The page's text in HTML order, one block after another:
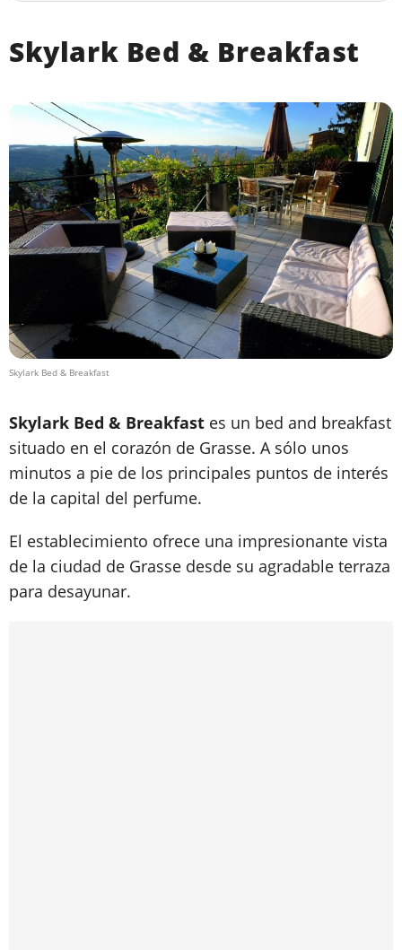
Skylark Bed & Breakfast
Skylark Bed & Breakfast
Skylark Bed & Breakfast es un bed and breakfast
situado en el corazón de Grasse. A sólo unos
minutos a pie de los principales puntos de interés
de la capital del perfume.
El establecimiento ofrece una impresionante vista
de la ciudad de Grasse desde su agradable terraza
para desayunar.